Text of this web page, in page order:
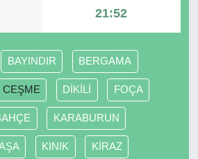
21:52
BAYINDIR BERGAMA
CEŞME DİKİLİ FOÇA
KARABURUN
KINIK KİRAZ